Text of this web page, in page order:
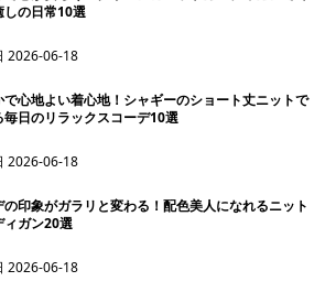
しの日常10選
2026-06-18
で心地よい着心地！シャギーのショート丈ニットで
毎日のリラックスコーデ10選
2026-06-18
の印象がガラリと変わる！配色美人になれるニット
ィガン20選
2026-06-18